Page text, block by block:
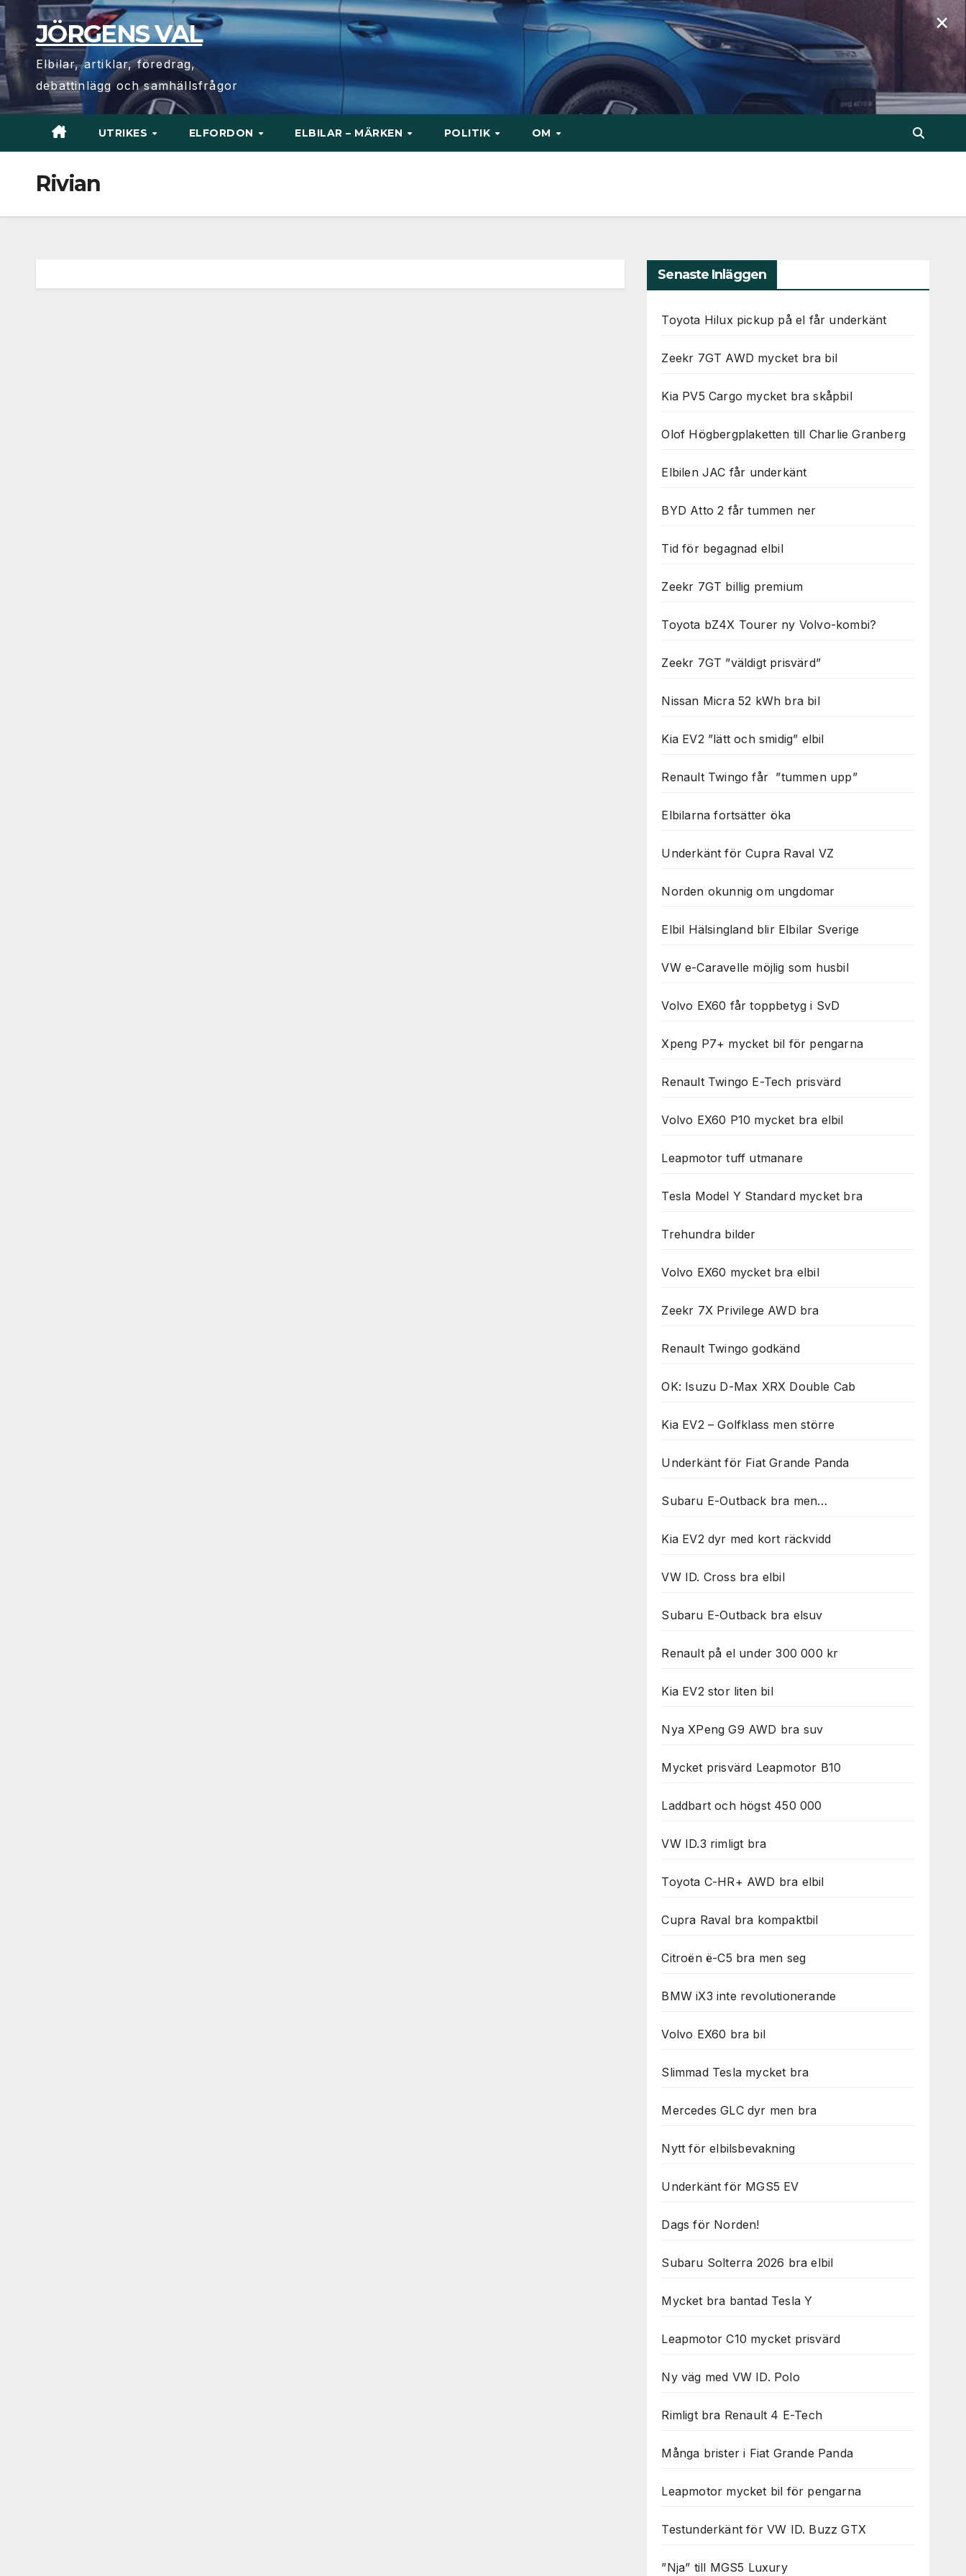
Hoppa
till
innehåll
JÖRGENS VAL
Elbilar, artiklar, föredrag,
debattinlägg och samhällsfrågor
UTRIKES ELFORDON ELBILAR – MÄRKEN POLITIK OM
Rivian
Senaste Inläggen
Toyota Hilux pickup på el får underkänt
Zeekr 7GT AWD mycket bra bil
Kia PV5 Cargo mycket bra skåpbil
Olof Högbergplaketten till Charlie Granberg
Elbilen JAC får underkänt
BYD Atto 2 får tummen ner
Tid för begagnad elbil
Zeekr 7GT billig premium
Toyota bZ4X Tourer ny Volvo-kombi?
Zeekr 7GT ”väldigt prisvärd”
Nissan Micra 52 kWh bra bil
Kia EV2 ”lätt och smidig” elbil
Renault Twingo får ”tummen upp”
Elbilarna fortsätter öka
Underkänt för Cupra Raval VZ
Norden okunnig om ungdomar
Elbil Hälsingland blir Elbilar Sverige
VW e-Caravelle möjlig som husbil
Volvo EX60 får toppbetyg i SvD
Xpeng P7+ mycket bil för pengarna
Renault Twingo E-Tech prisvärd
Volvo EX60 P10 mycket bra elbil
Leapmotor tuff utmanare
Tesla Model Y Standard mycket bra
Trehundra bilder
Volvo EX60 mycket bra elbil
Zeekr 7X Privilege AWD bra
Renault Twingo godkänd
OK: Isuzu D-Max XRX Double Cab
Kia EV2 – Golfklass men större
Underkänt för Fiat Grande Panda
Subaru E-Outback bra men…
Kia EV2 dyr med kort räckvidd
VW ID. Cross bra elbil
Subaru E-Outback bra elsuv
Renault på el under 300 000 kr
Kia EV2 stor liten bil
Nya XPeng G9 AWD bra suv
Mycket prisvärd Leapmotor B10
Laddbart och högst 450 000
VW ID.3 rimligt bra
Toyota C-HR+ AWD bra elbil
Cupra Raval bra kompaktbil
Citroën ë-C5 bra men seg
BMW iX3 inte revolutionerande
Volvo EX60 bra bil
Slimmad Tesla mycket bra
Mercedes GLC dyr men bra
Nytt för elbilsbevakning
Underkänt för MGS5 EV
Dags för Norden!
Subaru Solterra 2026 bra elbil
Mycket bra bantad Tesla Y
Leapmotor C10 mycket prisvärd
Ny väg med VW ID. Polo
Rimligt bra Renault 4 E-Tech
Många brister i Fiat Grande Panda
Leapmotor mycket bil för pengarna
Testunderkänt för VW ID. Buzz GTX
”Nja” till MGS5 Luxury
×